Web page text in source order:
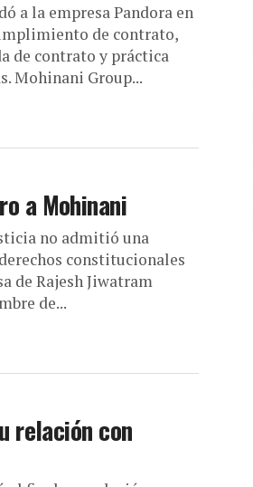
a la empresa Pandora en
de contrato,
de contrato y práctica
Mohinani Group...
a Mohinani
no admitió una
constitucionales
de Rajesh Jiwatram
de...
relación con